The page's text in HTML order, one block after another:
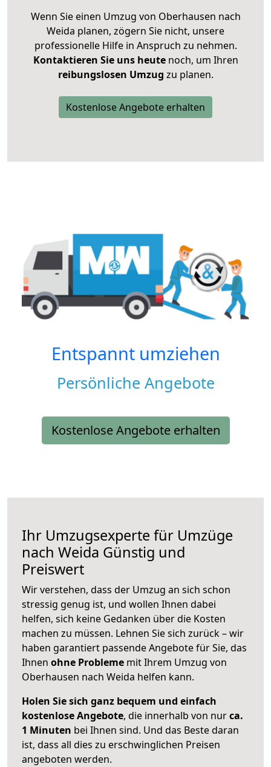
Wenn Sie einen Umzug von Oberhausen nach
Weida planen, zögern Sie nicht, unsere
professionelle Hilfe in Anspruch zu nehmen.
Kontaktieren Sie uns heutenoch, um Ihren
reibungslosen Umzug zu planen.
Kostenlose Angebote erhalten
Entspannt umziehen
Persönliche Angebote
Kostenlose Angebote erhalten
Ihr Umzugsexperte für Umzüge
nach Weida Günstig und
Preiswert
Wir verstehen, dass der Umzug an sich schon
stressig genug ist, und wollen Ihnen dabei
helfen, sich keine Gedanken über die Kosten
machen zu müssen. Lehnen Sie sich zurück – wir
haben garantiert passende Angebote für Sie, das
Ihnen ohne Probleme mit Ihrem Umzug von
Oberhausen nach Weida helfen kann.
Holen Sie sich ganz bequem und einfach
kostenlose Angebote, die innerhalb von nurca.
1 Minuten bei Ihnen sind. Und das Beste daran
ist, dass all dies zu erschwinglichen Preisen
angeboten werden.